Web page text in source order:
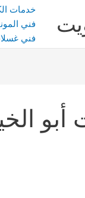
خدمات
فني
فني